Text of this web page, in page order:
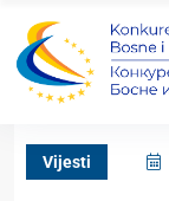
Vijesti